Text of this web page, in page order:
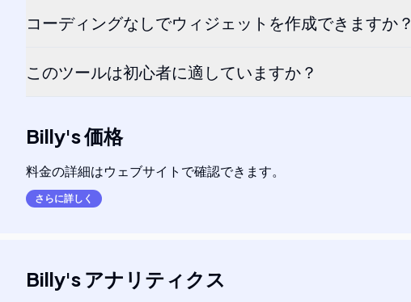
コーディングなしでウィジェットを作成できますか？
このツールは初心者に適していますか？
Billy's価格
料金の詳細はウェブサイトで確認できます。
さらに詳しく
Billy's アナリティクス